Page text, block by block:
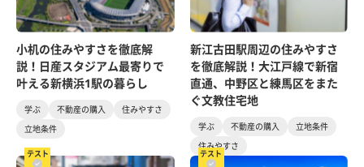
小机の住みやすさを徹底解
説！日産スタジアム最寄りで
叶える新横浜1駅の暮らし
学ぶ 不動産の購入
住みやすさ
立地条件
新江古田駅周辺の住みやすさ
を徹底解説！大江戸線で新宿
直通、中野区と練馬区をまた
ぐ文教住宅地
学ぶ 不動産の購入
立地条件
住みやすさ
テスト テスト